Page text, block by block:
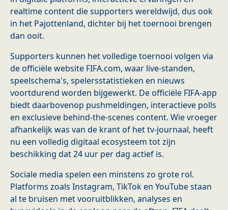
realtime content die supporters wereldwijd, dus ook
in het Pajottenland, dichter bij het toernooi brengen
dan ooit.
Supporters kunnen het volledige toernooi volgen via
de officiële website FIFA.com, waar live-standen,
speelschema's, spelersstatistieken en nieuws
voortdurend worden bijgewerkt. De officiële FIFA-app
biedt daarbovenop pushmeldingen, interactieve polls
en exclusieve behind-the-scenes content. Wie vroeger
afhankelijk was van de krant of het tv-journaal, heeft
nu een volledig digitaal ecosysteem tot zijn
beschikking dat 24 uur per dag actief is.
Sociale media spelen een minstens zo grote rol.
Platforms zoals Instagram, TikTok en YouTube staan
al te bruisen met vooruitblikken, analyses en